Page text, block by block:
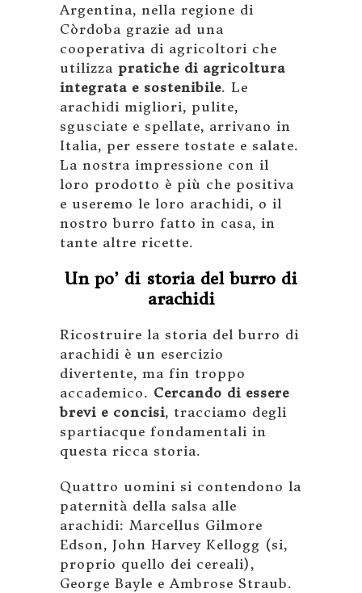
Argentina, nella regione di
Còrdoba grazie ad una
cooperativa di agricoltori che
utilizza pratiche di agricoltura
integrata e sostenibile. Le
arachidi migliori, pulite,
sgusciate e spellate, arrivano in
Italia, per essere tostate e salate.
La nostra impressione con il
loro prodotto è più che positiva
e useremo le loro arachidi, o il
nostro burro fatto in casa, in
tante altre ricette.
Un po’ di storia del burro di
arachidi
Ricostruire la storia del burro di
arachidi è un esercizio
divertente, ma fin troppo
accademico. Cercando di essere
brevi e concisi, tracciamo degli
spartiacque fondamentali in
questa ricca storia.
Quattro uomini si contendono la
paternità della salsa alle
arachidi: Marcellus Gilmore
Edson, John Harvey Kellogg (si,
proprio quello dei cereali),
George Bayle e Ambrose Straub.